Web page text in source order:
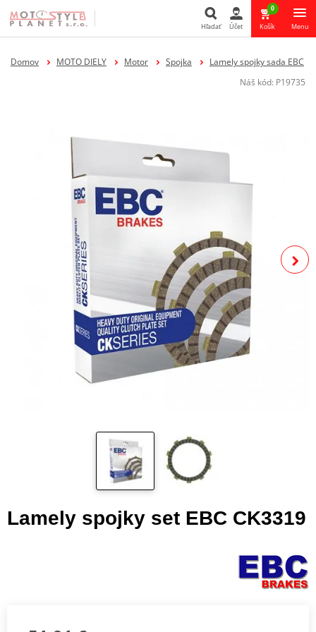
Hľadať
Hľadať Účet
0
Košík Menu
Domov MOTO DIELY Motor Spojka
Lamely spojky sada EBC
Náš kód: P19735
Lamely spojky set EBC CK3319